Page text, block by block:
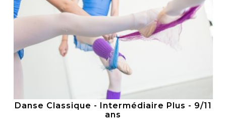
Danse Classique - Intermédiaire Plus - 9/11
ans